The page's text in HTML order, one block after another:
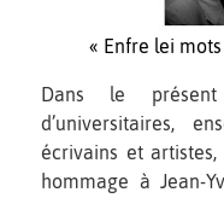
« Enfre lei
Dans le présent
d’universitaires,
écrivains et
hommage à Jean-